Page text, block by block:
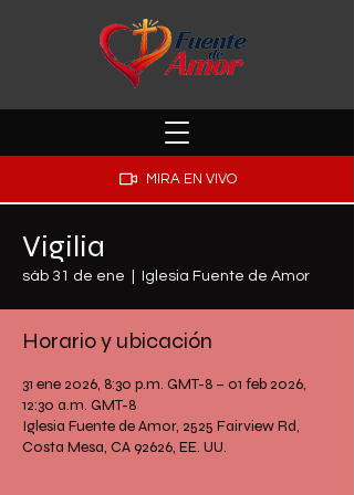
MIRA EN VIVO
Vigilia
sáb 31 de ene Iglesia Fuente de Amor
Horario y ubicación
31 ene 2026, 8:30 p.m. GMT-8 – 01 feb 2026,
12:30 a.m. GMT-8
Iglesia Fuente de Amor, 2525 Fairview Rd,
Costa Mesa, CA 92626, EE. UU.